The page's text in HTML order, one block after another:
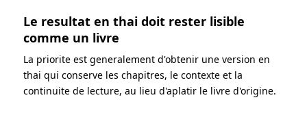
Le resultat en thai doit rester lisible
comme un livre
La priorite est generalement d'obtenir une version en
thai qui conserve les chapitres, le contexte et la
continuite de lecture, au lieu d'aplatir le livre d'origine.